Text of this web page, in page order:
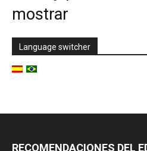
mostrar
Language switcher
RECOMENDACIONES DEL